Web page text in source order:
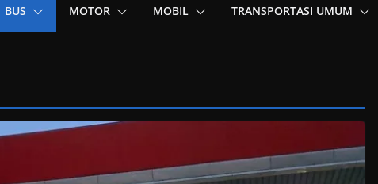
BUS MOTOR MOBIL TRANSPORTASI UMUM